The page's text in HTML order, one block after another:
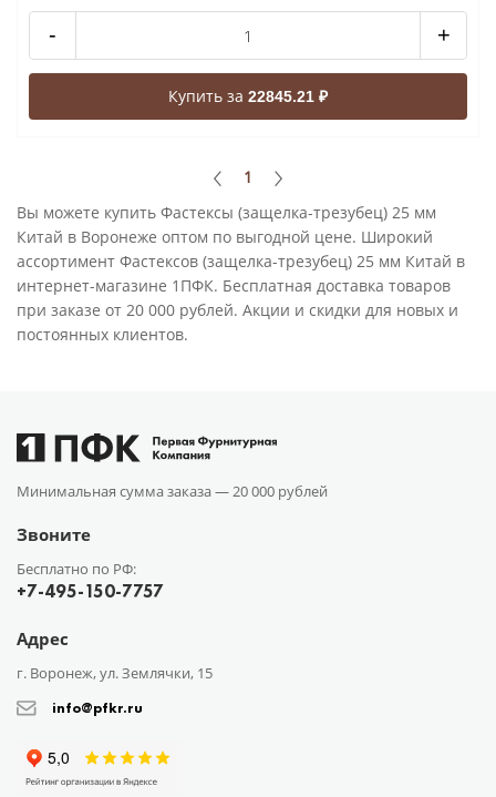
- +
Купить за 22845.21 ₽
1
Вы можете купить Фастексы (защелка-трезубец) 25 мм
Китай в Воронеже оптом по выгодной цене. Широкий
ассортимент Фастексов (защелка-трезубец) 25 мм Китай в
интернет-магазине 1ПФК. Бесплатная доставка товаров
при заказе от 20 000 рублей. Акции и скидки для новых и
постоянных клиентов.
Минимальная сумма заказа —20 000 рублей
Звоните
Бесплатно по РФ:
+7-495-150-7757
Адрес
г. Воронеж, ул. Землячки, 15
info@pfkr.ru